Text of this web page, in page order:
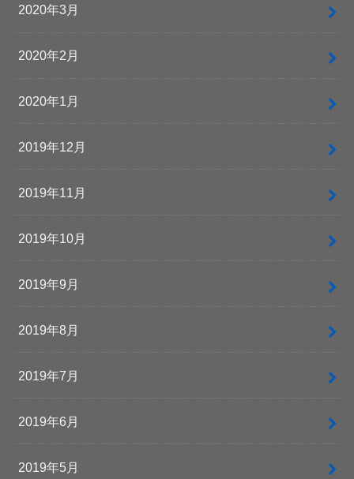
2020年3月
2020年2月
2020年1月
2019年12月
2019年11月
2019年10月
2019年9月
2019年8月
2019年7月
2019年6月
2019年5月